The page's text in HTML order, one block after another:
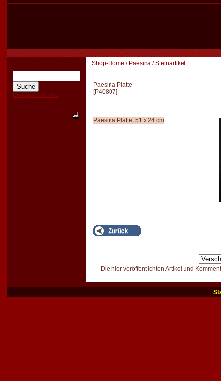
Erweiterte Suche
Shop-Home / Paesina /Steinartikel
Paesina Platte
[P40807]
Paesina Platte, 51 x 24 cm
Die hier veröffentlichten Artikel und